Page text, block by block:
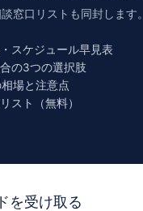
窓口リストも同封します。
スケジュール早見表
の3つの選択肢
場と注意点
スト（無料）
を受け取る